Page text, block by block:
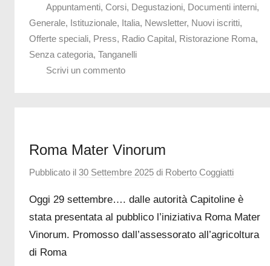
Appuntamenti, Corsi, Degustazioni, Documenti interni,
Generale, Istituzionale, Italia, Newsletter, Nuovi iscritti,
Offerte speciali, Press, Radio Capital, Ristorazione Roma,
Senza categoria, Tanganelli
Scrivi un commento
Roma Mater Vinorum
Pubblicato il 30 Settembre 2025 di Roberto Coggiatti
Oggi 29 settembre…. dalle autorità Capitoline è
stata presentata al pubblico l’iniziativa Roma Mater
Vinorum. Promosso dall’assessorato all’agricoltura
di Roma